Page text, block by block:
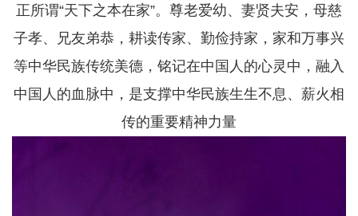
正所谓“天下之本在家”。尊老爱幼、妻贤夫安，母慈
子孝、兄友弟恭，耕读传家、勤俭持家，家和万事兴
等中华民族传统美德，铭记在中国人的心灵中，融入
中国人的血脉中，是支撑中华民族生生不息、薪火相
传的重要精神力量